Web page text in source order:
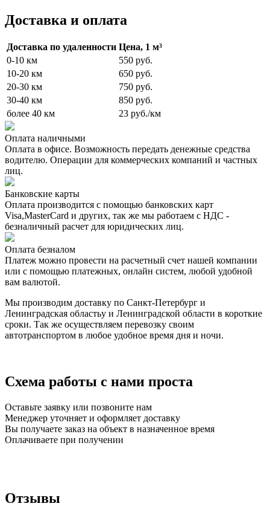
Доставка и оплата
Доставка по удаленности Цена, 1 м³
0-10 км
550 руб.
10-20 км
650 руб.
20-30 км
750 руб.
30-40 км
850 руб.
более 40 км
23 руб./км
Оплата наличными
Оплата в офисе. Возможность передать денежные средства
водителю. Операции для коммерческих компаний и частных
лиц.
Банковские карты
Оплата производится с помощью банковских карт
Visa,MasterCard и других, так же мы работаем с НДС -
безналичный расчет для юридических лиц.
Оплата безналом
Платеж можно провести на расчетный счет нашей компании
или с помощью платежных, онлайн систем, любой удобной
вам валютой.
Мы производим доставку по Санкт-Петербург и
Ленинградская областьу и Ленинградской области в короткие
сроки. Так же осуществляем перевозку своим
автотранспортом в любое удобное время дня и ночи.
Схема работы с нами проста
Оставьте заявку или позвоните нам
Менеджер уточняет и оформляет доставку
Вы получаете заказ на объект в назначенное время
Оплачиваете при получении
Отзывы